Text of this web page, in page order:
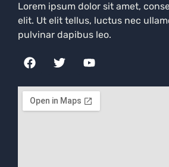
Lorem ipsum dolor sit amet,
elit. Ut elit tellus, luctus nec
pulvinar dapibus leo.